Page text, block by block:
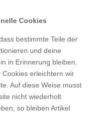
Cookies
bestimmte Teile der
und deine
in Erinnerung bleiben.
erleichtern wir
Auf diese Weise musst
nicht wiederholt
so bleiben Artikel